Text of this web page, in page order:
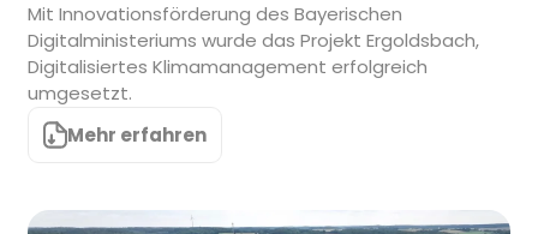
Mit Innovationsförderung des Bayerischen
Digitalministeriums wurde das Projekt Ergoldsbach,
Digitalisiertes Klimamanagement erfolgreich
umgesetzt.
Mehr erfahren